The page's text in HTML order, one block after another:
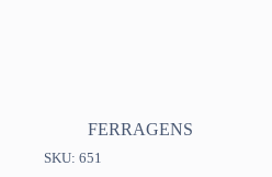
FERRAGENS
SKU: 651